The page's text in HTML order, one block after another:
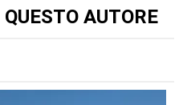
AUTORE